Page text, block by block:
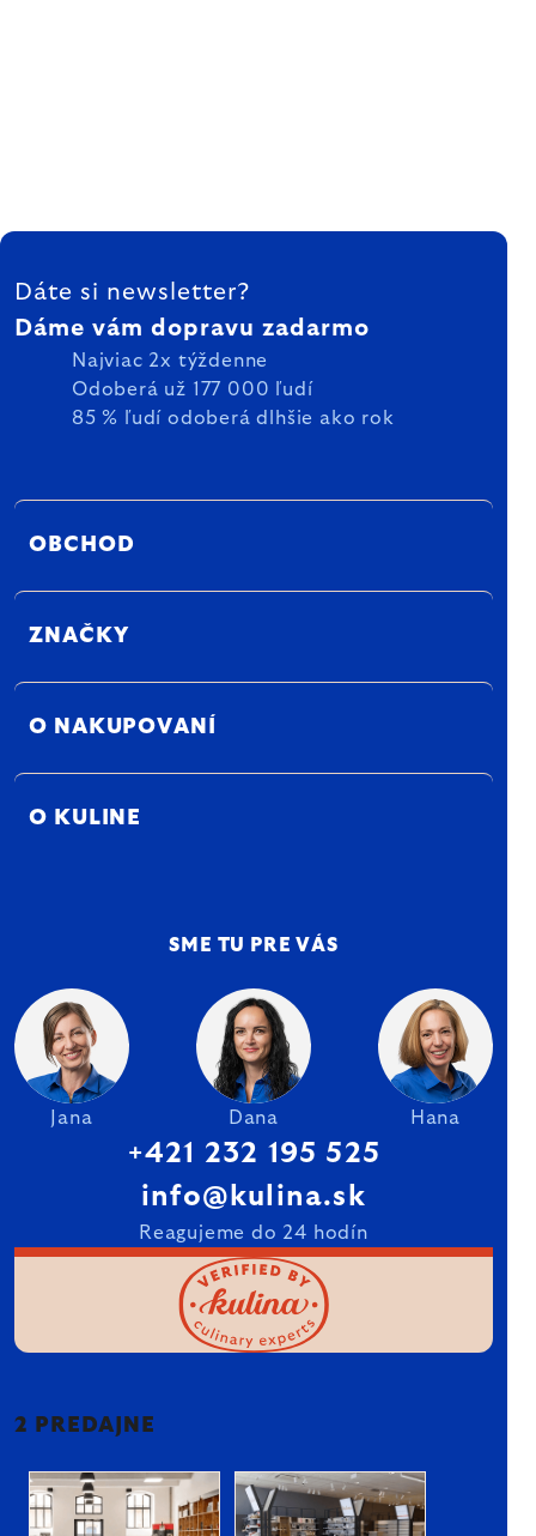
ZÁPÄTIE
Dáte si newsletter?
Dáme vám dopravu zadarmo
Najviac 2x týždenne
Odoberá už 177 000 ľudí
85 % ľudí odoberá dlhšie ako rok
OBCHOD
ZNAČKY
O NAKUPOVANÍ
O KULINE
SME TU PRE VÁS
Jana Dana Hana
+421 232 195 525
info@kulina.sk
Reagujeme do 24 hodín
2 PREDAJNE